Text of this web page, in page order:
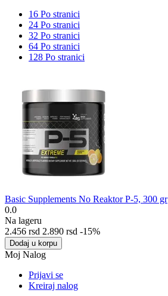
16 Po stranici
24 Po stranici
32 Po stranici
64 Po stranici
128 Po stranici
Basic Supplements No Reaktor P-5, 300 gr
0.0
Na lageru
2.456 rsd 2.890 rsd -15%
Dodaj u korpu
Moj Nalog
Prijavi se
Kreiraj nalog